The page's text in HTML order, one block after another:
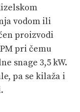
vodom ili
proizvodi
pri čemu
snage 3,5 kW.
pa se kilaža i